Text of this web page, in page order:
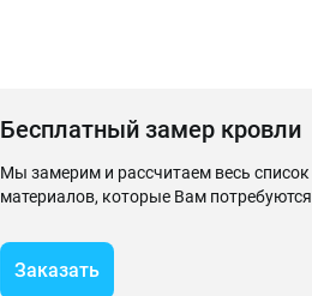
Бесплатный замер кровли
Мы замерим и рассчитаем весь список
материалов, которые Вам потребуются
Заказать